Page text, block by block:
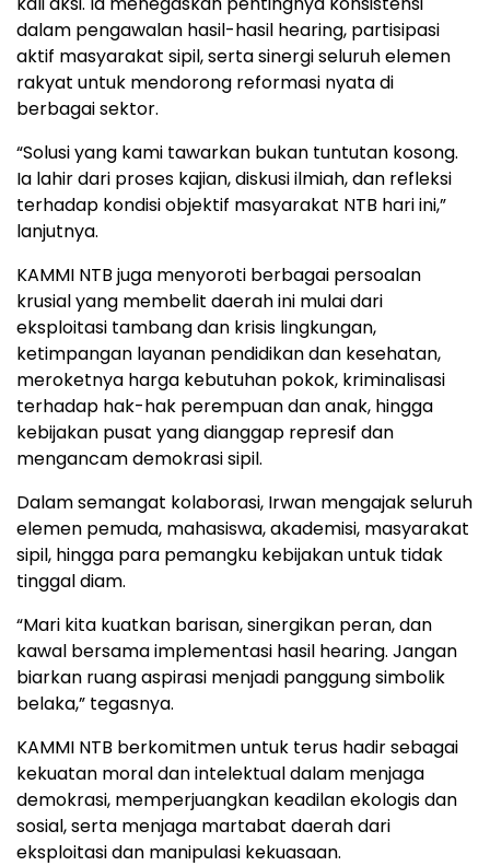
dalam pengawalan hasil-hasil hearing, partisipasi
aktif masyarakat sipil, serta sinergi seluruh elemen
rakyat untuk mendorong reformasi nyata di
berbagai sektor.
“Solusi yang kami tawarkan bukan tuntutan kosong.
Ia lahir dari proses kajian, diskusi ilmiah, dan refleksi
terhadap kondisi objektif masyarakat NTB hari ini,”
lanjutnya.
KAMMI NTB juga menyoroti berbagai persoalan
krusial yang membelit daerah ini mulai dari
eksploitasi tambang dan krisis lingkungan,
ketimpangan layanan pendidikan dan kesehatan,
meroketnya harga kebutuhan pokok, kriminalisasi
terhadap hak-hak perempuan dan anak, hingga
kebijakan pusat yang dianggap represif dan
mengancam demokrasi sipil.
Dalam semangat kolaborasi, Irwan mengajak seluruh
elemen pemuda, mahasiswa, akademisi, masyarakat
sipil, hingga para pemangku kebijakan untuk tidak
tinggal diam.
“Mari kita kuatkan barisan, sinergikan peran, dan
kawal bersama implementasi hasil hearing. Jangan
biarkan ruang aspirasi menjadi panggung simbolik
belaka,” tegasnya.
KAMMI NTB berkomitmen untuk terus hadir sebagai
kekuatan moral dan intelektual dalam menjaga
demokrasi, memperjuangkan keadilan ekologis dan
sosial, serta menjaga martabat daerah dari
eksploitasi dan manipulasi kekuasaan.